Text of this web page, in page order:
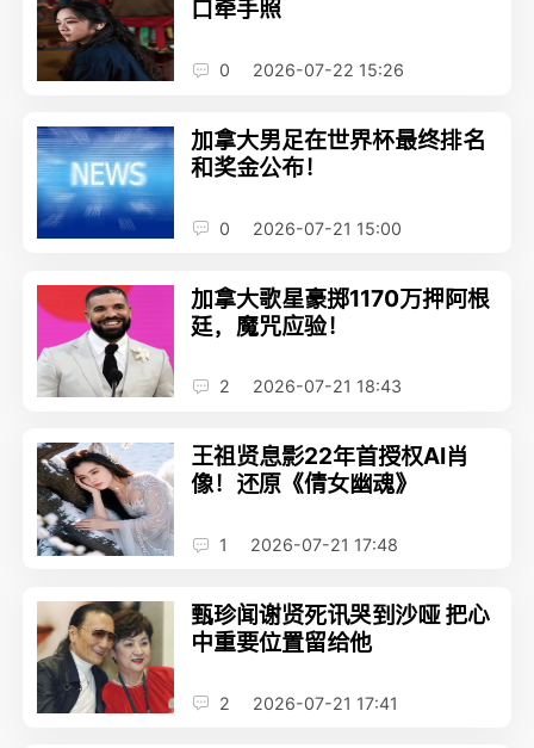
口牵手照
0 2026-07-22 15:26
加拿大男足在世界杯最终排名
和奖金公布！
0 2026-07-21 15:00
加拿大歌星豪掷1170万押阿根
廷，魔咒应验！
2 2026-07-21 18:43
王祖贤息影22年首授权AI肖
像！还原《倩女幽魂》
1 2026-07-21 17:48
甄珍闻谢贤死讯哭到沙哑 把心
中重要位置留给他
2 2026-07-21 17:41